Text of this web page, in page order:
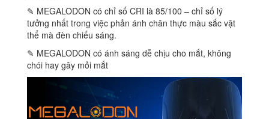
✎ MEGALODON có chỉ số CRI là 85/100 – chỉ số lý
tưởng nhất trong việc phản ánh chân thực màu sắc vật
thể mà đèn chiếu sáng.
✎ MEGALODON có ánh sáng dễ chịu cho mắt, không
chói hay gây mỏi mắt